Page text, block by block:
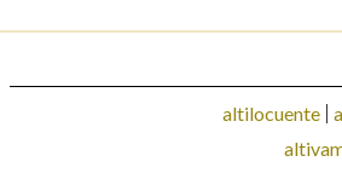
Marcas gramaticais
altilocuente